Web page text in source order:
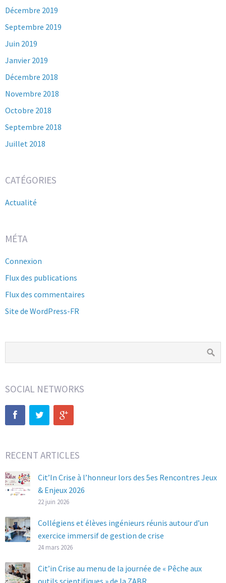
Décembre 2019
Septembre 2019
Juin 2019
Janvier 2019
Décembre 2018
Novembre 2018
Octobre 2018
Septembre 2018
Juillet 2018
CATÉGORIES
Actualité
MÉTA
Connexion
Flux des publications
Flux des commentaires
Site de WordPress-FR
SOCIAL NETWORKS
RECENT ARTICLES
Cit’In Crise à l’honneur lors des 5es Rencontres Jeux
& Enjeux 2026
22 juin 2026
Collégiens et élèves ingénieurs réunis autour d’un
exercice immersif de gestion de crise
24 mars 2026
Cit’in Crise au menu de la journée de « Pêche aux
outils scientifiques » de la ZABR